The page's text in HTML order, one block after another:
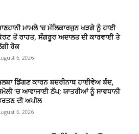
ਮਾਮਲੇ ‘ਚ ਮੱਲਿਕਾਰਜੁਨ ਖੜਗੇ ਨੂੰ ਹਾਈ
ਤੋਂ ਰਾਹਤ, ਸੰਗਰੂਰ ਅਦਾਲਤ ਦੀ ਕਾਰਵਾਈ ਤੇ
ਰੋਕ
6, 2026
ਡਿੱਗਣ ਕਾਰਨ ਬਦਰੀਨਾਥ ਹਾਈਵੇਅ ਬੰਦ,
‘ਚ ਆਵਾਜਾਈ ਠੱਪ; ਯਾਤਰੀਆਂ ਨੂੰ ਸਾਵਧਾਨੀ
ਦੀ ਅਪੀਲ
6, 2026